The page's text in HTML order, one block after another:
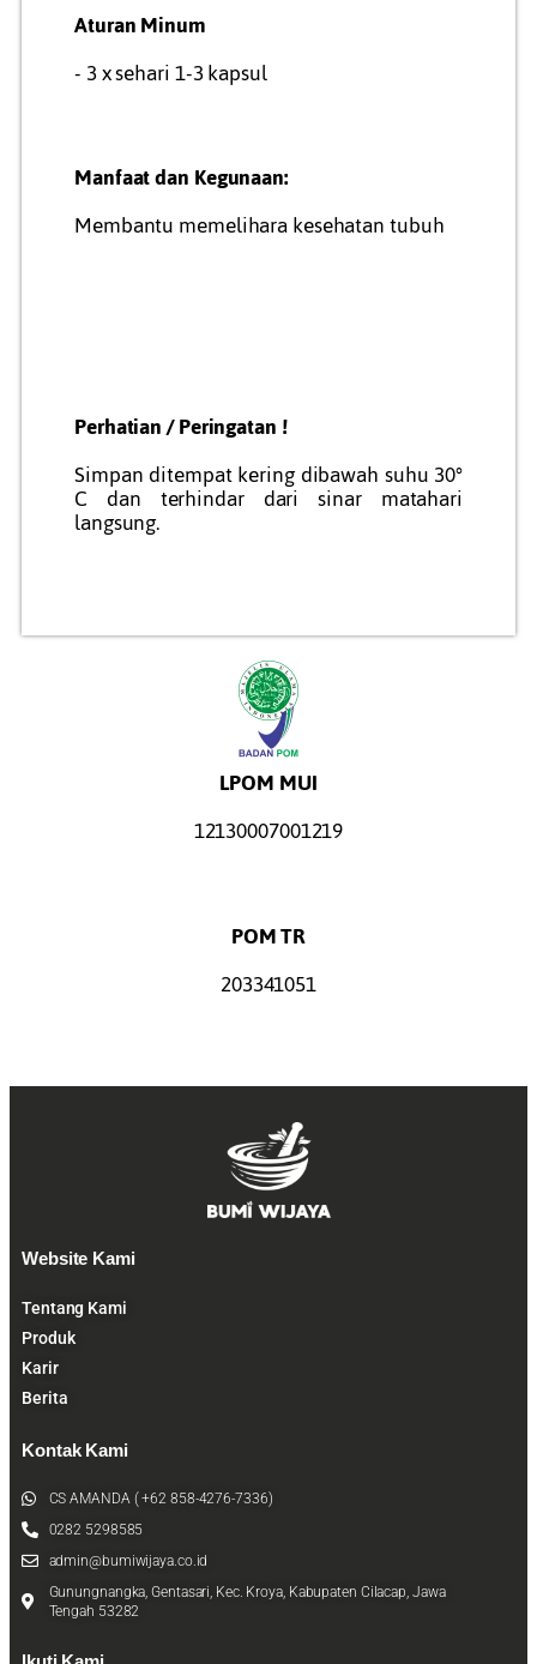
Aturan Minum
- 3 x sehari 1-3 kapsul
Manfaat dan Kegunaan:
Membantu memelihara kesehatan tubuh
Perhatian / Peringatan !
Simpan ditempat kering dibawah suhu 30°
C dan terhindar dari sinar matahari
langsung.
LPOM MUI
12130007001219
POM TR
203341051
Website Kami
Tentang Kami
Produk
Karir
Berita
Kontak Kami
CS AMANDA ( +62 858-4276-7336)
0282 5298585
admin@bumiwijaya.co.id
Gunungnangka, Gentasari, Kec. Kroya, Kabupaten Cilacap, Jawa
Tengah 53282